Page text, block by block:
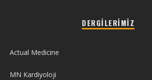
DERGILERIMIZ
Actual Medicine
MN Kardiyoloji